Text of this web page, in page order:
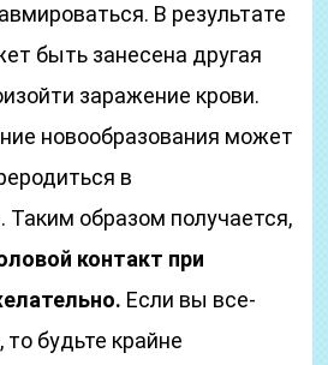
В результате
быть занесена другая
заражение крови.
новообразования может
в
Таким образом получается,
контакт при
Если вы все-
то будьте крайне